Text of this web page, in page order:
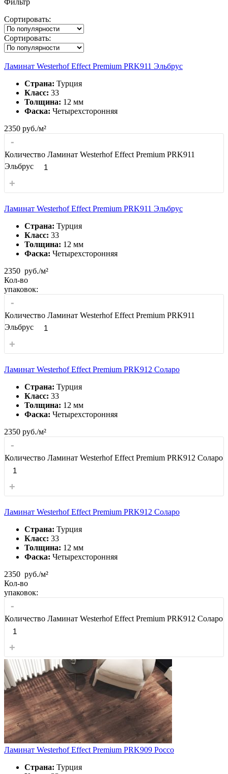
Сортировать:
Сортировать:
Ламинат Westerhof Effect Premium PRK911 Эльбрус
Страна: Турция
Класс: 33
Толщина: 12 мм
Фаска: Четырехсторонняя
2350 руб./м²
-
Количество Ламинат Westerhof Effect Premium PRK911
Эльбрус
+
Ламинат Westerhof Effect Premium PRK911 Эльбрус
Страна: Турция
Класс: 33
Толщина: 12 мм
Фаска: Четырехсторонняя
2350 руб./м²
Кол-во
упаковок:
-
Количество Ламинат Westerhof Effect Premium PRK911
Эльбрус
+
Ламинат Westerhof Effect Premium PRK912 Соларо
Страна: Турция
Класс: 33
Толщина: 12 мм
Фаска: Четырехсторонняя
2350 руб./м²
-
Количество Ламинат Westerhof Effect Premium PRK912 Соларо
+
Ламинат Westerhof Effect Premium PRK912 Соларо
Страна: Турция
Класс: 33
Толщина: 12 мм
Фаска: Четырехсторонняя
2350 руб./м²
Кол-во
упаковок:
-
Количество Ламинат Westerhof Effect Premium PRK912 Соларо
+
Ламинат Westerhof Effect Premium PRK909 Россо
Страна: Турция